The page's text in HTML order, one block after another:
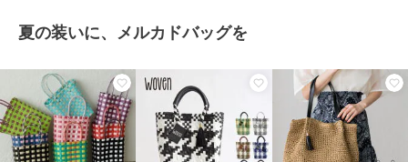
夏の装いに、メルカドバッグを